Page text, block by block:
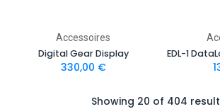
Accessoires
Digital Gear Display
330,00 €
Showing 20 of 404